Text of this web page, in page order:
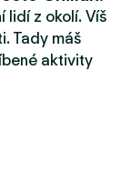
lidí z okolí. Víš
Tady máš
aktivity